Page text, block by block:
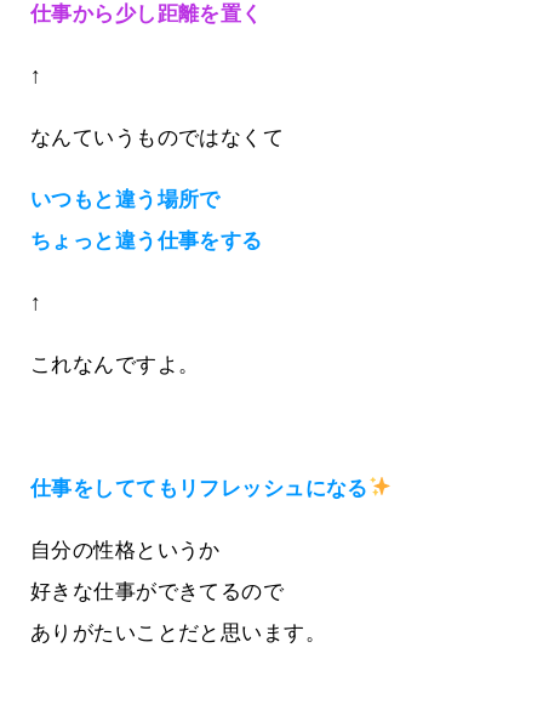
仕事から少し距離を置く
↑
なんていうものではなくて
いつもと違う場所で
ちょっと違う仕事をする
↑
これなんですよ。
仕事をしててもリフレッシュになる
自分の性格というか
好きな仕事ができてるので
ありがたいことだと思います。